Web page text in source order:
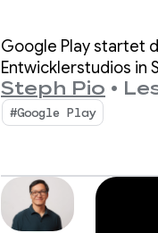
Afrika
Google Play startet
Entwicklerstudios in
Steph Pio •
#Google Play